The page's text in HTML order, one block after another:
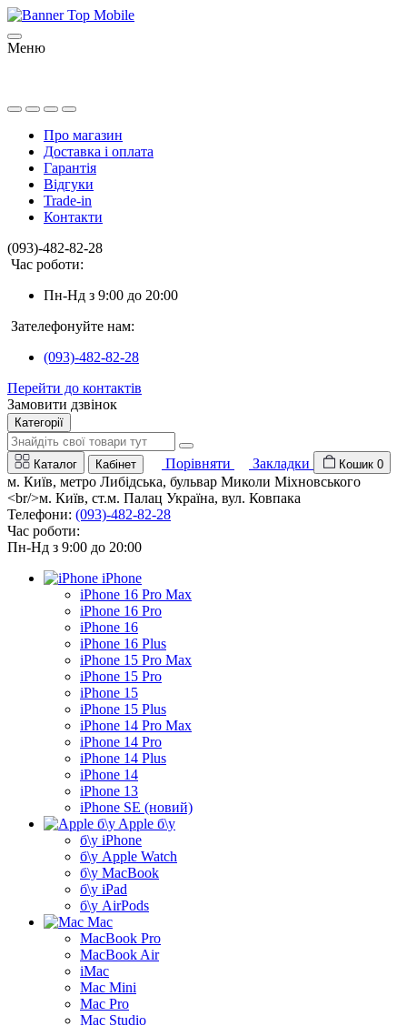
Меню
Про магазин
Доставка і оплата
Гарантія
Відгуки
Trade-in
Контакти
(093)-482-82-28
Час роботи:
Пн-Нд з 9:00 до 20:00
Зателефонуйте нам:
(093)-482-82-28
Перейти до контактів
Замовити дзвінок
Категорії
Каталог Кабінет Порівняти Закладки Кошик 0
м. Київ, метро Либідська, бульвар Миколи Міхновського
<br/>м. Київ, ст.м. Палац Україна, вул. Ковпака
Телефони: (093)-482-82-28
Час роботи:
Пн-Нд з 9:00 до 20:00
iPhone
iPhone 16 Pro Max
iPhone 16 Pro
iPhone 16
iPhone 16 Plus
iPhone 15 Pro Max
iPhone 15 Pro
iPhone 15
iPhone 15 Plus
iPhone 14 Pro Max
iPhone 14 Pro
iPhone 14 Plus
iPhone 14
iPhone 13
iPhone SE (новий)
Apple б\у
б\у iPhone
б\у Apple Watch
б\у MacBook
б\у iPad
б\у AirPods
Mac
MacBook Pro
MacBook Air
iMac
Mac Mini
Mac Pro
Mac Studio